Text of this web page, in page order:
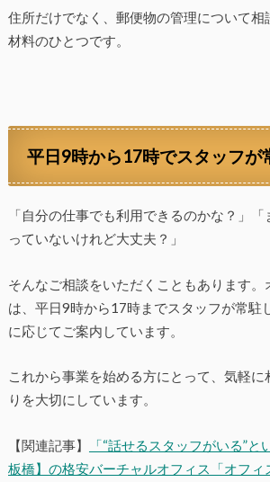
住所だけでなく、郵便物の管理について相
材料のひとつです。
平日9時から17時でスタッフが
「自分の仕事でも利用できるのかな？」
っていないけれど大丈夫？」
そんなご相談をいただくこともあります
は、平日9時から17時までスタッフが常駐
に応じてご案内しています。
これから事業を始める方にとって、気軽に
りを大切にしています。
【関連記事】
「“話せるスタッフがいる”と
板橋】の格安バーチャルオフィス「オフィ